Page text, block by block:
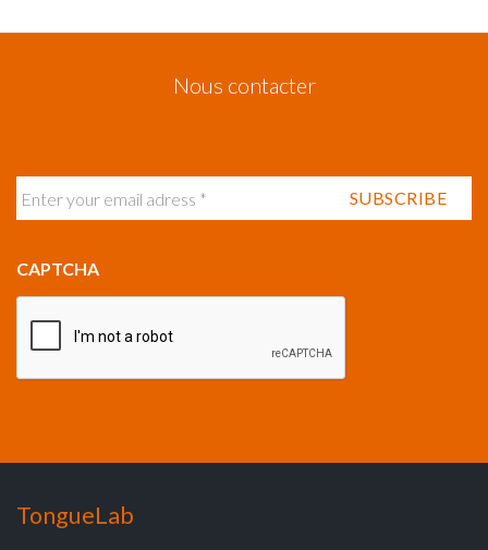
Nous contacter
CAPTCHA
TongueLab